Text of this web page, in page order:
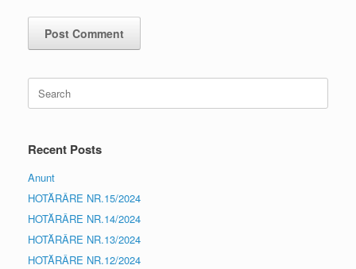
for:
Recent Posts
Anunt
HOTĂRÂRE NR.15/2024
HOTĂRÂRE NR.14/2024
HOTĂRÂRE NR.13/2024
HOTĂRÂRE NR.12/2024